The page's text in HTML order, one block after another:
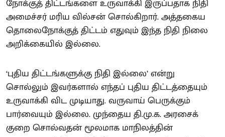
நோக்குத் திட்டங்களை உருவாக்கி இருப்பதாக நிதி
அமைச்சர் மரிய வில்சன் சொல்கிறார். அத்தகைய
தொலைநோக்குத் திட்டம் எதுவும் இந்த நிதி நிலை
அறிக்கையில் இல்லை.
‘புதிய திட்டங்களுக்கு நிதி இல்லை’ என்று
சொல்லும் இவர்களால் எந்தப் புதிய திட்டத்தையும்
உருவாக்கி விட முடியாது. வருவாய் பெருக்கும்
பார்வையும் இல்லை. முந்தைய தி.மு.க. அரசைக்
குறை சொல்வதன் மூலமாக மாநிலத்தின்